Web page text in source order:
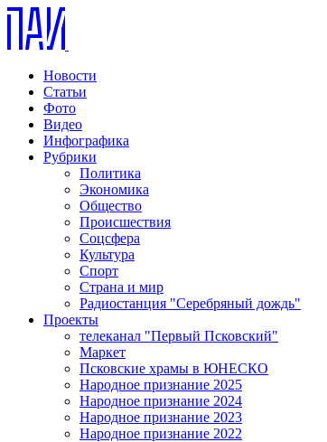
Новости
Статьи
Фото
Видео
Инфографика
Рубрики
Политика
Экономика
Общество
Происшествия
Соцсфера
Культура
Спорт
Страна и мир
Радиостанция "Серебряный дождь"
Проекты
телеканал "Первый Псковский"
Маркет
Псковские храмы в ЮНЕСКО
Народное признание 2025
Народное признание 2024
Народное признание 2023
Народное признание 2022